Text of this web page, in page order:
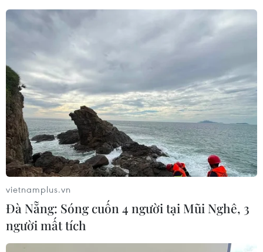
vietnamplus.vn
Đà Nẵng: Sóng cuốn 4 người tại Mũi Nghê, 3
người mất tích